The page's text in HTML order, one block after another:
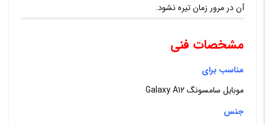
آن در مرور زمان تیره نشود.
مشخصات فنی
مناسب برای
موبایل سامسونگ Galaxy A12
جنس